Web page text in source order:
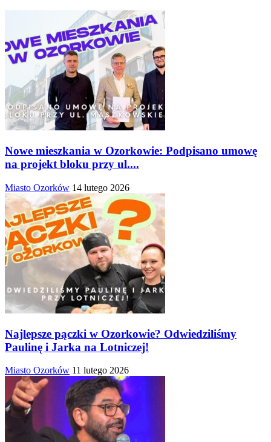
Nowe mieszkania w Ozorkowie: Podpisano umowę
na projekt bloku przy ul....
Miasto Ozorków 14 lutego 2026
Najlepsze pączki w Ozorkowie? Odwiedziliśmy
Paulinę i Jarka na Lotniczej!
Miasto Ozorków 11 lutego 2026